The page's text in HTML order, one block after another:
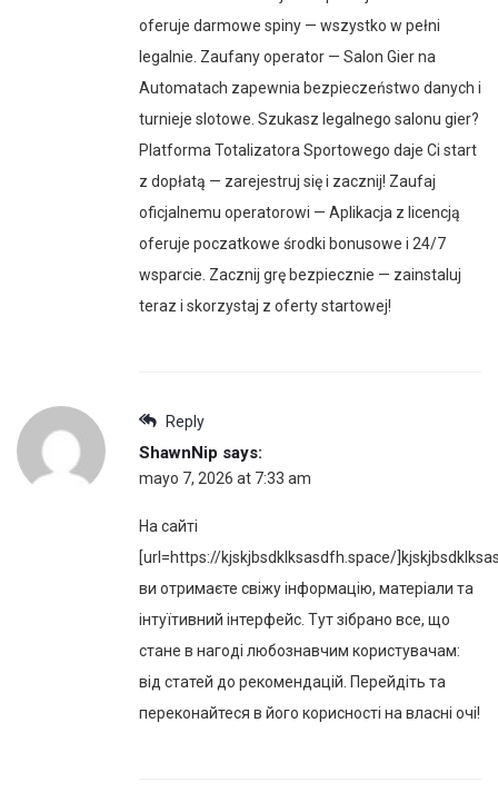
oferuje darmowe spiny — wszystko w pełni
legalnie. Zaufany operator — Salon Gier na
Automatach zapewnia bezpieczeństwo danych i
turnieje slotowe. Szukasz legalnego salonu gier?
Platforma Totalizatora Sportowego daje Ci start
z dopłatą — zarejestruj się i zacznij! Zaufaj
oficjalnemu operatorowi — Aplikacja z licencją
oferuje poczatkowe środki bonusowe i 24/7
wsparcie. Zacznij grę bezpiecznie — zainstaluj
teraz i skorzystaj z oferty startowej!
Reply
ShawnNip says:
mayo 7, 2026 at 7:33 am
На сайті
[url=https://kjskjbsdklksasdfh.space/
ви отримаєте свіжу інформацію, матеріали та
інтуїтивний інтерфейс. Тут зібрано все, що
стане в нагоді любознавчим користувачам:
від статей до рекомендацій. Перейдіть та
переконайтеся в його корисності на власні очі!